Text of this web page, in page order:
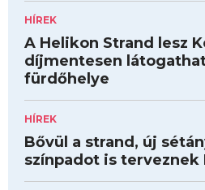
HÍREK
A Helikon Strand lesz
díjmentesen
fürdőhelye
HÍREK
Bővül a strand, új
színpadot is terveznek